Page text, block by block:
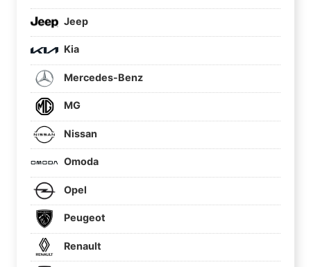
Jeep
Kia
Mercedes-Benz
MG
Nissan
Omoda
Opel
Peugeot
Renault